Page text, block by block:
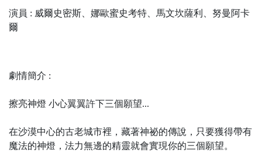
演員 : 威爾史密斯、娜歐蜜史考特、馬文坎薩利、努曼阿卡
爾
劇情簡介 :
擦亮神燈 小心翼翼許下三個願望...
在沙漠中心的古老城市裡，藏著神祕的傳說，只要獲得帶有
魔法的神燈，法力無邊的精靈就會實現你的三個願望。